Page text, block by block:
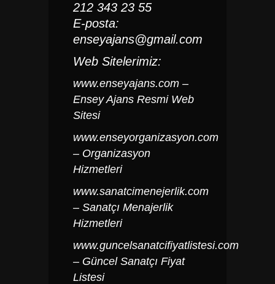
212 343 23 55
E-posta:
enseyajans@gmail.com
Web Sitelerimiz:
www.enseyajans.com –
Ensey Ajans Resmi Web
Sitesi
www.enseyorganizasyon.com
– Organizasyon
Hizmetleri
www.sanatcimenejerlik.com
– Sanatçı Menajerlik
Hizmetleri
www.guncelsanatcifiyatlistesi.com
– Güncel Sanatçı Fiyat
Listesi